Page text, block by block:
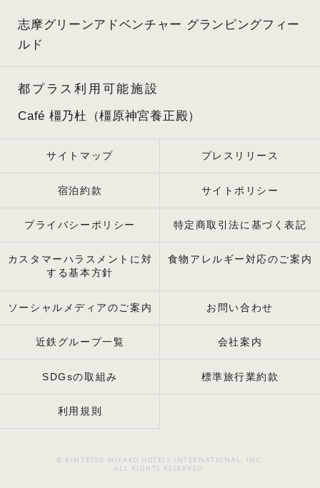
志摩グリーンアドベンチャー グランピングフィー
ルド
都プラス利用可能施設
Café 橿乃杜（橿原神宮養正殿）
サイトマップ プレスリリース
宿泊約款 サイトポリシー
プライバシーポリシー 特定商取引法に基づく表記
カスタマーハラスメントに対
する基本方針
食物アレルギー対応のご案内
ソーシャルメディアのご案内 お問い合わせ
近鉄グループ一覧 会社案内
SDGsの取組み 標準旅行業約款
利用規則
© KINTETSU MIYAKO HOTELS INTERNATIONAL, INC.
ALL RIGHTS RESERVED.